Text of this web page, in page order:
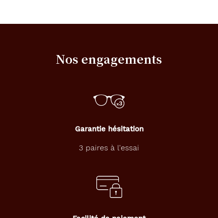
Nos engagements
Garantie hésitation
3 paires à l'essai